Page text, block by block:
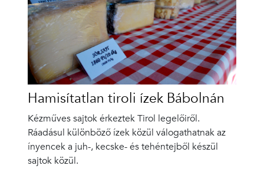
Hamisítatlan tiroli ízek Bábolnán
Kézműves sajtok érkeztek Tirol legelőiről.
Ráadásul különböző ízek közül válogathatnak az
ínyencek a juh-, kecske- és tehéntejből készül
sajtok közül.